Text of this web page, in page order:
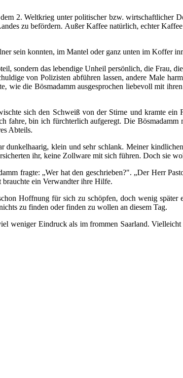
dem 2. Weltkrieg unter politischer bzw. wirtschaftlicher
zu befördern. Außer Kaffee natürlich, echter
sein konnten, im Mantel oder ganz unten im Koffer
sondern das lebendige Unheil persönlich, die Frau,
von Polizisten abführen lassen, andere Male
wie die Bösmadamm ausgesprochen liebevoll mit
sich den Schweiß von der Stirne und kramte ein
fahre, bin ich fürchterlich aufgeregt. Die
Abteils.
klein und sehr schlank. Meiner
ihr, keine Zollware mit sich führen. Doch sie
fragte: „Wer hat den geschrieben?". „Der Herr
brauchte ein Verwandter ihre Hilfe.
Hoffnung für sich zu schöpfen, doch wenig später
zu finden oder finden zu wollen an diesem Tag.
weniger Eindruck als im frommen Saarland. Vielleicht